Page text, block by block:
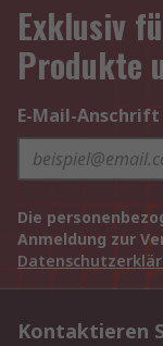
Exklusiv
Produkte
E-Mail-Anschrift
Die
Anmeldung zur
Kontaktieren